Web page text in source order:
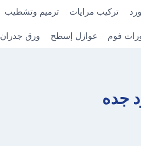
تركيب مرايات ترميم وتشطيب
فوم عوازل إسطح ورق جدران
جده